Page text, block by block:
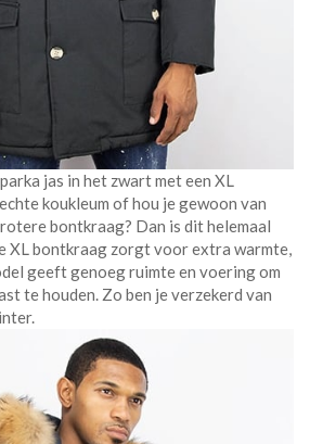
jas in het zwart met een XL
koukleum of hou je gewoon van
bontkraag? Dan is dit helemaal
XL bontkraag zorgt voor extra warmte,
geeft genoeg ruimte en voering om
te houden. Zo ben je verzekerd van